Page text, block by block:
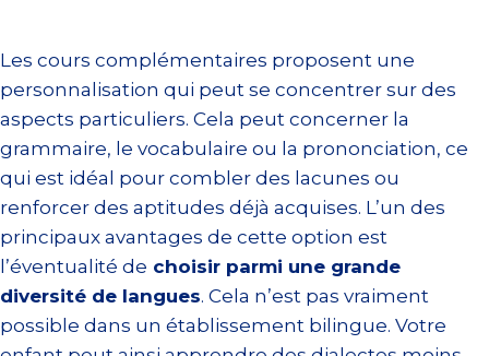
Les cours complémentaires proposent une
personnalisation qui peut se concentrer sur des
aspects particuliers. Cela peut concerner la
grammaire, le vocabulaire ou la prononciation, ce
qui est idéal pour combler des lacunes ou
renforcer des aptitudes déjà acquises. L’un des
principaux avantages de cette option est
l’éventualité de choisir parmi une grande
diversité de langues. Cela n’est pas vraiment
possible dans un établissement bilingue. Votre